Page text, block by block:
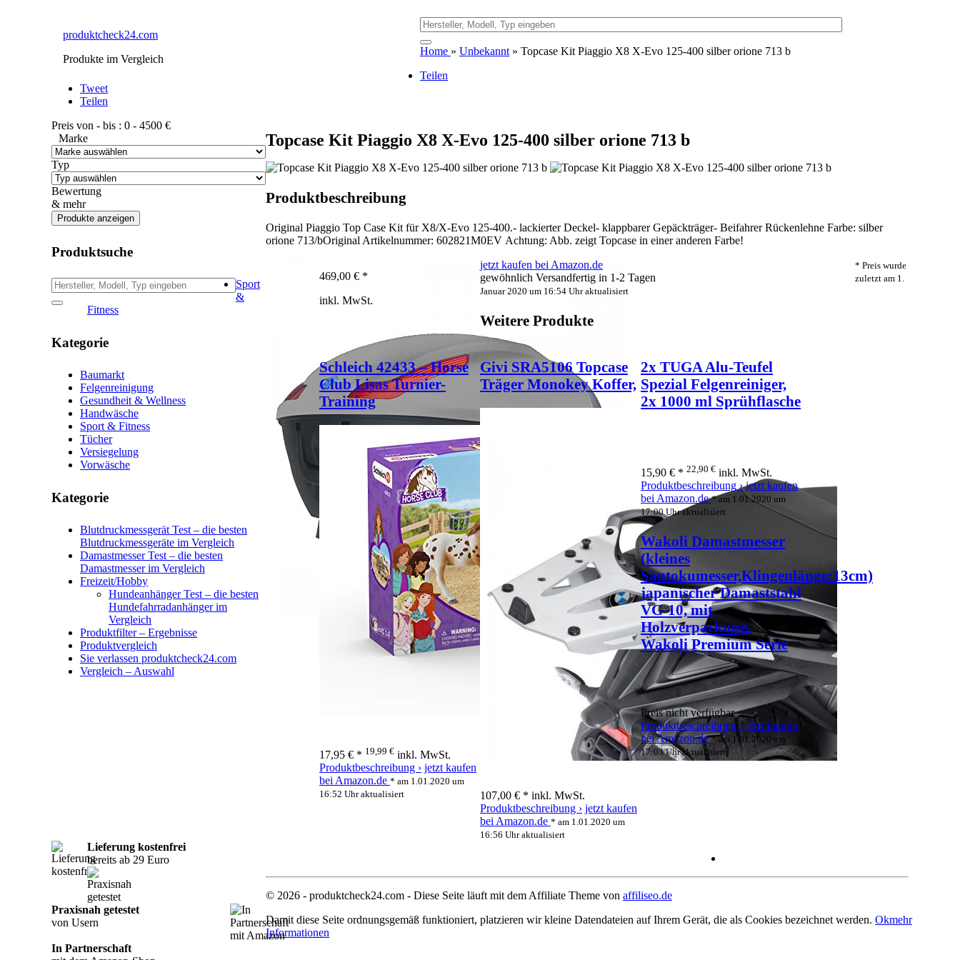
produktcheck24.com
Produkte im Vergleich
Home » Unbekannt » Topcase Kit Piaggio X8 X-Evo 125-400 silber orione 713 b
Teilen
Tweet
Teilen
Preis von - bis : 0 - 4500 €
Marke
Typ
Bewertung
& mehr
Produktsuche
Sport
&
Fitness
Kategorie
Baumarkt
Felgenreinigung
Gesundheit & Wellness
Handwäsche
Sport & Fitness
Tücher
Versiegelung
Vorwäsche
Kategorie
Blutdruckmessgerät Test – die besten
Blutdruckmessgeräte im Vergleich
Damastmesser Test – die besten
Damastmesser im Vergleich
Freizeit/Hobby
Hundeanhänger Test – die besten
Hundefahrradanhänger im
Vergleich
Produktfilter – Ergebnisse
Produktvergleich
Sie verlassen produktcheck24.com
Vergleich – Auswahl
Topcase Kit Piaggio X8 X-Evo 125-400 silber orione 713 b
Produktbeschreibung
Original Piaggio Top Case Kit für X8/X-Evo 125-400.- lackierter Deckel- klappbarer Gepäckträger- Beifahrer Rückenlehne Farbe: silber
orione 713/bOriginal Artikelnummer: 602821M0EV Achtung: Abb. zeigt Topcase in einer anderen Farbe!
469,00 € *
inkl. MwSt.
jetzt kaufen bei Amazon.de
gewöhnlich Versandfertig in 1-2 Tagen
* Preis wurde
zuletzt am 1.
Januar 2020 um 16:54 Uhr aktualisiert
Weitere Produkte
Schleich 42433 – Horse
Club Lisas Turnier-
Training
17,95 € * 19,99 € inkl. MwSt.
Produktbeschreibung › jetzt kaufen
bei Amazon.de * am 1.01.2020 um
16:52 Uhr aktualisiert
Givi SRA5106 Topcase
Träger Monokey Koffer,
107,00 € * inkl. MwSt.
Produktbeschreibung › jetzt kaufen
bei Amazon.de * am 1.01.2020 um
16:56 Uhr aktualisiert
2x TUGA Alu-Teufel
Spezial Felgenreiniger,
2x 1000 ml Sprühflasche
15,90 € * 22,90 € inkl. MwSt.
Produktbeschreibung › jetzt kaufen
bei Amazon.de* am 1.01.2020 um
17:00 Uhr aktualisiert
Wakoli Damastmesser
(kleines
Santokumesser,Klingenlänge:13cm)
japanischer Damaststahl
VG-10, mit
Holzverpackung,
Wakoli Premium Serie
Preis nicht verfügbar
Produktbeschreibung › jetzt kaufen
bei Amazon.de* am 1.01.2020 um
17:03 Uhr aktualisiert
Lieferung kostenfrei
bereits ab 29 Euro
Praxisnah getestet
von Usern
In Partnerschaft
© 2026 - produktcheck24.com - Diese Seite läuft mit dem Affiliate Theme von affiliseo.de
Damit diese Seite ordnungsgemäß funktioniert, platzieren wir kleine Datendateien auf Ihrem Gerät, die als Cookies bezeichnet werden. Okmehr
Informationen